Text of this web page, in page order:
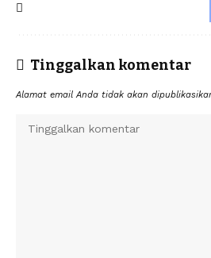
Tinggalkan komentar
Alamat email Anda tidak akan